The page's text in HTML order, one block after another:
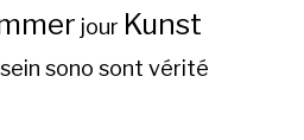
jour Kunst
sein sono sont vérité